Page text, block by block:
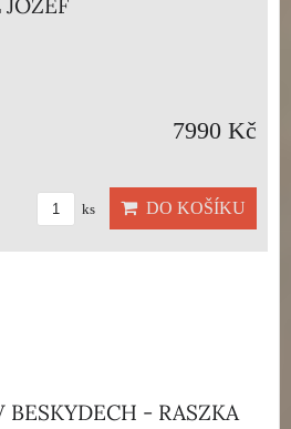
7990 Kč
ks DO KOŠÍKU
- RASZKA